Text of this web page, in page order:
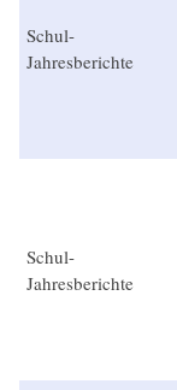
Schul-
Jahresberichte
Schul-
Jahresberichte